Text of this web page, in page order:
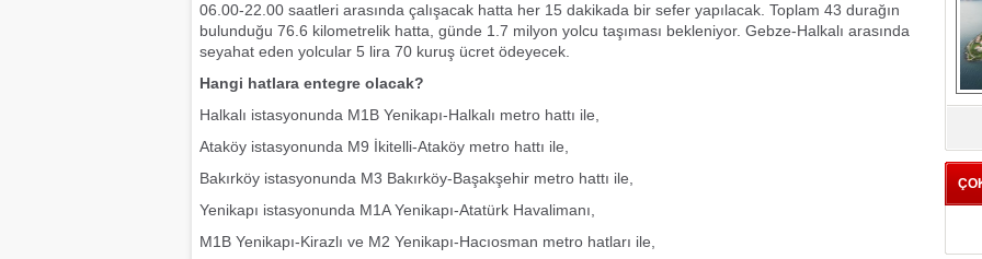
06.00-22.00 saatleri arasında çalışacak hatta her 15 dakikada bir sefer yapılacak. Toplam 43 durağın
bulunduğu 76.6 kilometrelik hatta, günde 1.7 milyon yolcu taşıması bekleniyor. Gebze-Halkalı arasında
seyahat eden yolcular 5 lira 70 kuruş ücret ödeyecek.
Hangi hatlara entegre olacak?
Halkalı istasyonunda M1B Yenikapı-Halkalı metro hattı ile,
Ataköy istasyonunda M9 İkitelli-Ataköy metro hattı ile,
Bakırköy istasyonunda M3 Bakırköy-Başakşehir metro hattı ile,
Yenikapı istasyonunda M1A Yenikapı-Atatürk Havalimanı,
M1B Yenikapı-Kirazlı ve M2 Yenikapı-Hacıosman metro hatları ile,